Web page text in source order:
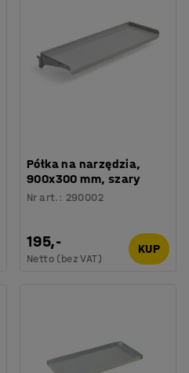
Półka na narzędzia,
900x300 mm, szary
Nr art. : 290002
195,-
Netto (bez VAT)
KUP